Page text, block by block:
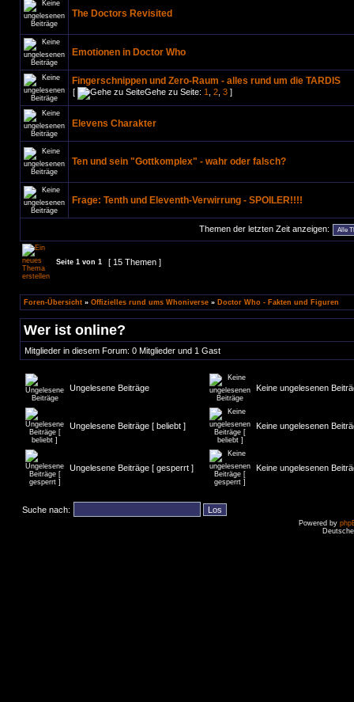
The Doctors Revisited
Emotionen in Doctor Who
Fingerschnippen und Zero-Raum - alles rund um die TARDIS
[ Gehe zu Seite: 1 2 3 ]
Elevens Charakter
Ten und sein "Gottkomplex" - wahr oder falsch?
Frage: Tenth und Eleventh-Verwirrung - SPOILER!!!!
Themen der letzten Zeit anzeigen:
Seite 1 von 1 [ 15 Themen ]
Foren-Übersicht » Offizielles rund ums Whoniverse » Doctor Who - Fakten und Figuren
Wer ist online?
Mitglieder in diesem Forum: 0 Mitglieder und 1 Gast
Ungelesene Beiträge Keine ungelesenen
Ungelesene Beiträge [ beliebt ] Keine ungelesenen
Ungelesene Beiträge [ gesperrt ] Keine ungelesenen
Suche nach:
Powered by